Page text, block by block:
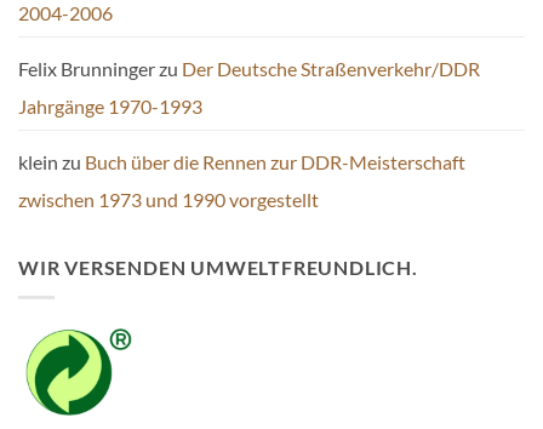
2004-2006
Felix Brunningerzu Der Deutsche Straßenverkehr/DDR
Jahrgänge 1970-1993
klein zu Buch über die Rennen zur DDR-Meisterschaft
zwischen 1973 und 1990 vorgestellt
WIR VERSENDEN UMWELTFREUNDLICH.